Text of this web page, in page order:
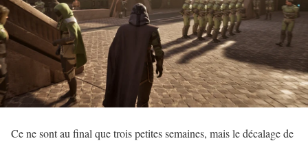
Ce ne sont au final que trois petites semaines, mais le décalage de